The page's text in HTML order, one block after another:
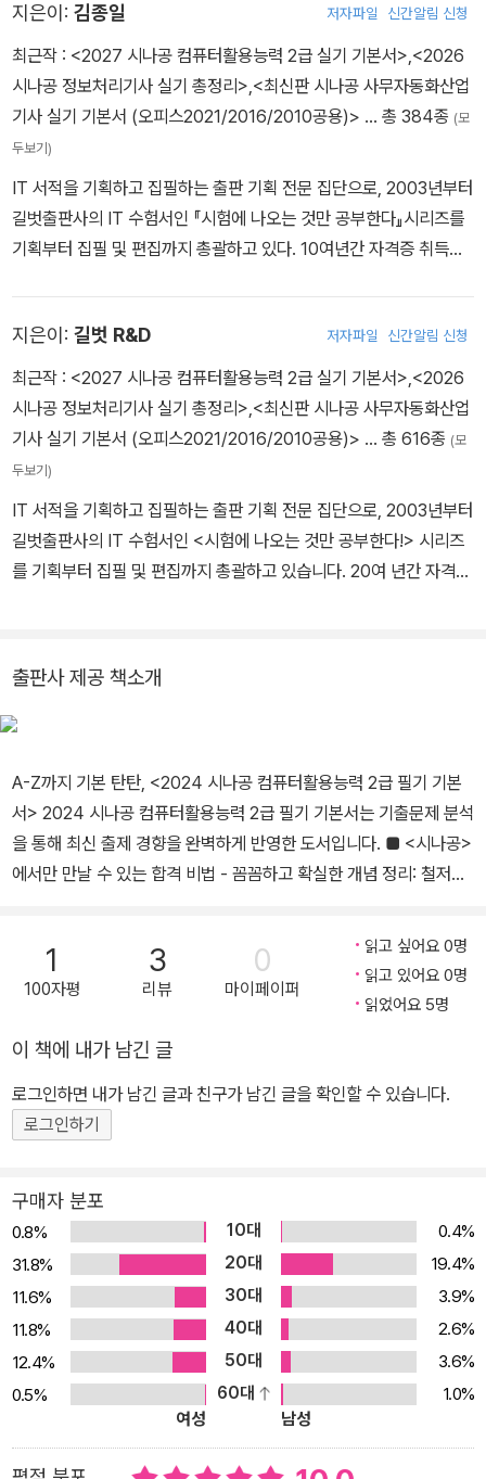
위한 다양한 연구와 집필 활동에 전념하고 있다.
지은이: 김종일 저자파일 신간알림 신청
최근작 : <2027 시나공 컴퓨터활용능력 2급 실기 기본서>,<2026
시나공 정보처리기사 실기 총정리>,<최신판 시나공 사무자동화산업
기사 실기 기본서 (오피스2021/2016/2010공용)> … 총 384종 (모
두보기)
IT 서적을 기획하고 집필하는 출판 기획 전문 집단으로, 2003년부터
길벗출판사의 IT 수험서인 『시험에 나오는 것만 공부한다』시리즈를
기획부터 집필 및 편집까지 총괄하고 있다. 10여년간 자격증 취득에
위한 다양한 연구와 집필 활동에 전념하고 있다.
지은이: 길벗 R&D 저자파일 신간알림 신청
최근작 : <2027 시나공 컴퓨터활용능력 2급 실기 기본서>,<2026
시나공 정보처리기사 실기 총정리>,<최신판 시나공 사무자동화산업
기사 실기 기본서 (오피스2021/2016/2010공용)> … 총 616종 (모
두보기)
IT 서적을 기획하고 집필하는 출판 기획 전문 집단으로, 2003년부터
길벗출판사의 IT 수험서인 <시험에 나오는 것만 공부한다!> 시리즈
를 기획부터 집필 및 편집까지 총괄하고 있습니다. 20여 년간 자격증
출판사 제공 책소개
A-Z까지 기본 탄탄, <2024 시나공 컴퓨터활용능력 2급 필기 기본
서> 2024 시나공 컴퓨터활용능력 2급 필기 기본서는 기출문제 분석
을 통해 최신 출제 경향을 완벽하게 반영한 도서입니다. ■ <시나공>
에서만 만날 수 있는 합격 비법 - 꼼꼼하고 확실한 개념 정리: 철저한
론+문제+요약의 3단 구성: 각 섹션과 장이 끝날 때마다 기출문제와
핵심요약을 배치해 필수 학습 이론을 완벽 흡수할 수 있도록 만들었
습니다. - 상황별, 개인별 우선순위 학습: 시험에 출제된 비율에 따라
출문제집 부록 제공: 총 10회 분량의 최신 기출문제를 제공합니다. -
저자 무료 강의 지원: 유튜브와 홈페이지에서 459 개의 저자 무료 강
의를 제공합니다. - 꾸준히 업데이트되는 최신 자료: 시나공 홈페이지
(sinagong.co.kr)에서 핵심요약집, 최신기출문제, 최종 모의고사 등
책 - 시나공 ■ 최대한 단시간에 취득할 수 있도록 노력했습니다. 자
격증 취득을 목적으로 구성된 만큼 이론상 중요할지라도 시험 문제와
거리가 있는 내용은 배제했습니다. 또한 지금까지 출제된 모든 기출
문제를 유형별로 분석하여 합격이 가능한 수준을 정한 후, 출제 비중
이 낮은 내용은 과감히 빼고 중요한 것은 확실하게 표시해 둠으로써
어떠한 변형 문제가 나오더라도 대처할 수 있도록 최대한 자세하고
쉽게 설명했습니다. ■ 공부하면서 답답함을 느끼지 않도록 노력했습
니다. 컴퓨터활용능력 필기 시험은 이론 시험이지만 많은 부분 윈도
우 10과 엑셀의 기능을 알아야 풀 수 있는 문제가 출제됩니다. 이런
1
100자평
3
리뷰
0
마이페이퍼
읽고 싶어요 0명
읽고 있어요 0명
읽었어요 5명
이 책에 내가 남긴 글
로그인하면 내가 남긴 글과 친구가 남긴 글을 확인할 수 있습니다.
로그인하기
구매자 분포
0.8% 10대
0.4%
31.8%
20대
19.4%
11.6%
30대
3.9%
11.8%
40대
2.6%
12.4%
50대
3.6%
0.5%
60대
1.0%
여성
남성